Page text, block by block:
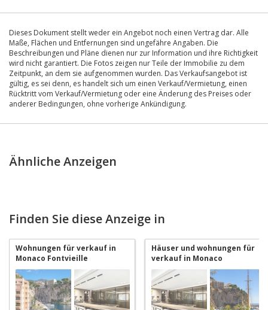
Dieses Dokument stellt weder ein Angebot noch einen Vertrag dar. Alle
Maße, Flächen und Entfernungen sind ungefähre Angaben. Die
Beschreibungen und Pläne dienen nur zur Information und ihre Richtigkeit
wird nicht garantiert. Die Fotos zeigen nur Teile der Immobilie zu dem
Zeitpunkt, an dem sie aufgenommen wurden. Das Verkaufsangebot ist
gültig, es sei denn, es handelt sich um einen Verkauf/Vermietung, einen
Rücktritt vom Verkauf/Vermietung oder eine Änderung des Preises oder
anderer Bedingungen, ohne vorherige Ankündigung.
Ähnliche Anzeigen
Finden Sie diese Anzeige in
Wohnungen für verkauf in
Monaco Fontvieille
Häuser und wohnungen für
verkauf in Monaco
Fontvieille